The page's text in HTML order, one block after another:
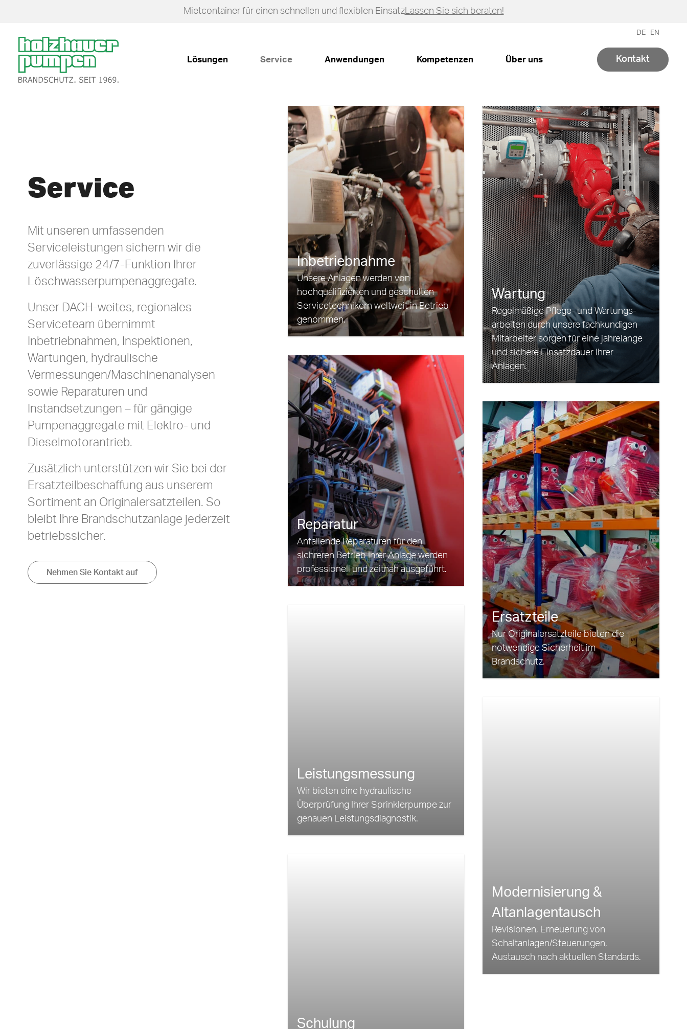
Mietcontainer für einen schnellen und flexiblen EinsatzLassen Sie sich beraten!
DE EN
Zurück
zur
Startseite
Lösungen Service Anwendungen Kompetenzen Über uns Kontakt
Service
Mit unseren umfassenden
Serviceleistungen sichern wir die
zuverlässige 24/7-Funktion Ihrer
Löschwasserpumpenaggregate.
Unser DACH-weites, regionales
Serviceteam übernimmt
Inbetriebnahmen, Inspektionen,
Wartungen, hydraulische
Vermessungen/Maschinenanalysen
sowie Reparaturen und
Instandsetzungen – für gängige
Pumpenaggregate mit Elektro- und
Dieselmotorantrieb.
Zusätzlich unterstützen wir Sie bei der
Ersatzteilbeschaffung aus unserem
Sortiment an Originalersatzteilen. So
bleibt Ihre Brandschutzanlage jederzeit
betriebssicher.
Nehmen Sie Kontakt auf
Inbetriebnahme
Unsere Anlagen werden von
hochqualifizierten und geschulten
Servicetechnikern weltweit in Betrieb
genommen.
Wartung
Regel­mäßige Pflege- und Wartungs­
arbeiten durch unsere fach­kundigen
Mitarbeiter sorgen für eine jahrelange
und sichere Einsatz­dauer Ihrer
Anlagen.
Reparatur
Anfallende Reparaturen für den
sichreren Betrieb Ihrer Anlage werden
professionell und zeitnah ausgeführt.
Ersatzteile
Nur Originalersatzteile bieten die
notwendige Sicherheit im
Brandschutz.
Leistungsmessung
Wir bieten eine hydraulische
Überprüfung Ihrer Sprinklerpumpe zur
genauen Leistungsdiagnostik.
Modernisierung &
Altanlagentausch
Revisionen, Erneuerung von
Schaltanlagen/Steuerungen,
Austausch nach aktuellen Standards.
Schulung